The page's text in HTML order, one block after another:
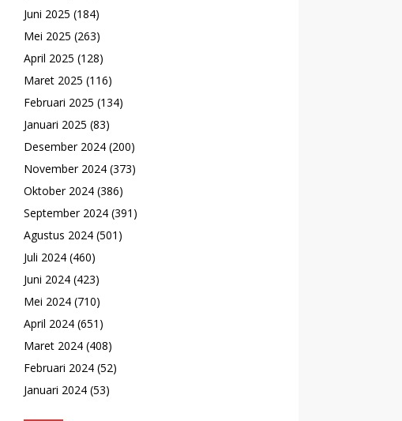
Juni 2025 (184)
Mei 2025 (263)
April 2025 (128)
Maret 2025 (116)
Februari 2025 (134)
Januari 2025 (83)
Desember 2024 (200)
November 2024 (373)
Oktober 2024 (386)
September 2024 (391)
Agustus 2024 (501)
Juli 2024 (460)
Juni 2024 (423)
Mei 2024 (710)
April 2024 (651)
Maret 2024 (408)
Februari 2024 (52)
Januari 2024 (53)